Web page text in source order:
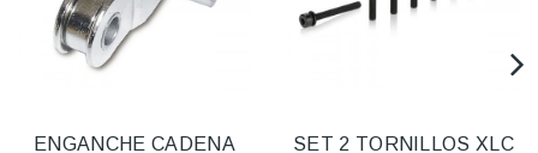
ENGANCHE CADENA
SET 2 TORNILLOS XLC